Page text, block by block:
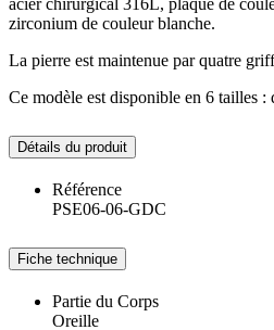
acier chirurgical 316L, plaqué de
zirconium de couleur blanche.
La pierre est maintenue par quatre
Ce modèle est disponible en 6 tailles :
Détails du produit
Référence
PSE06-06-GDC
Fiche technique
Partie du Corps
Oreille